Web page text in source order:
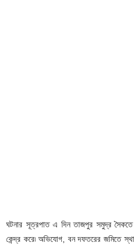
ঘটনার সূত্রপাত এ দিন তাজপুর সমুদ্র সৈকতে
কেন্দ্র করে৷ অভিযোগ, বন দফতরের জমিতে